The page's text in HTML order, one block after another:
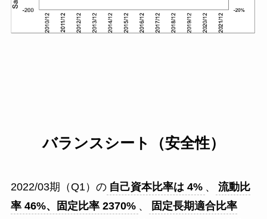
バランスシート（安全性）
2022/03期（Q1）の 自己資本比率は 4% 、
流動比
率46%、固定比率 2370% 、
固定長期適合比率